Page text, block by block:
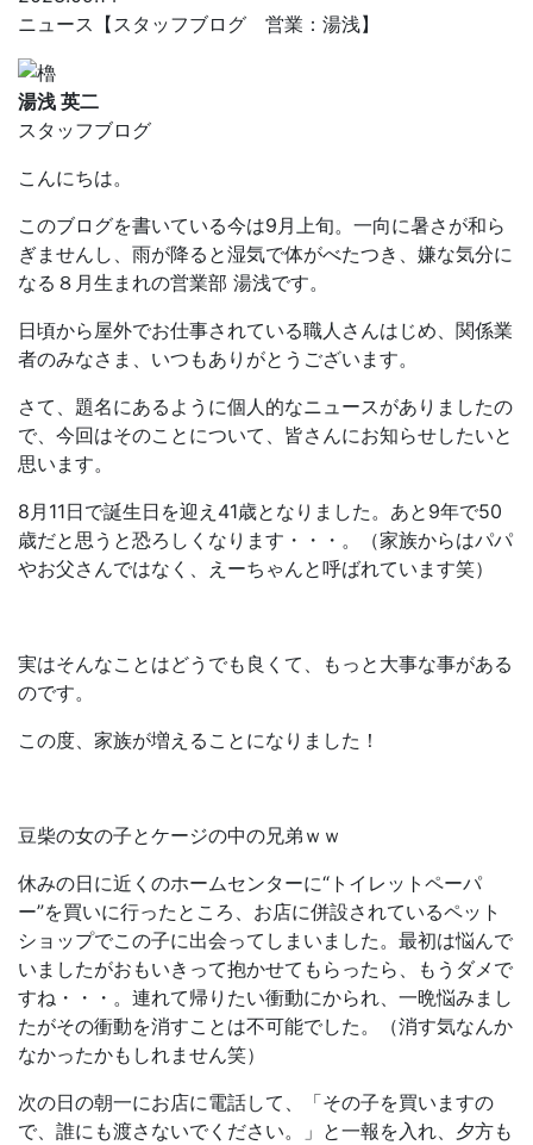
ニュース【スタッフブログ 営業：湯浅】
湯浅 英二
スタッフブログ
こんにちは。
このブログを書いている今は9月上旬。一向に暑さが和ら
ぎませんし、雨が降ると湿気で体がべたつき、嫌な気分に
なる８月生まれの営業部 湯浅です。
日頃から屋外でお仕事されている職人さんはじめ、関係業
者のみなさま、いつもありがとうございます。
さて、題名にあるように個人的なニュースがありましたの
で、今回はそのことについて、皆さんにお知らせしたいと
思います。
8月11日で誕生日を迎え41歳となりました。あと9年で50
歳だと思うと恐ろしくなります・・・。（家族からはパパ
やお父さんではなく、えーちゃんと呼ばれています笑）
実はそんなことはどうでも良くて、もっと大事な事がある
のです。
この度、家族が増えることになりました！
豆柴の女の子とケージの中の兄弟ｗｗ
休みの日に近くのホームセンターに“トイレットペーパ
ー”を買いに行ったところ、お店に併設されているペット
ショップでこの子に出会ってしまいました。最初は悩んで
いましたがおもいきって抱かせてもらったら、もうダメで
すね・・・。連れて帰りたい衝動にかられ、一晩悩みまし
たがその衝動を消すことは不可能でした。（消す気なんか
なかったかもしれません笑）
次の日の朝一にお店に電話して、「その子を買いますの
で、誰にも渡さないでください。」と一報を入れ、夕方も